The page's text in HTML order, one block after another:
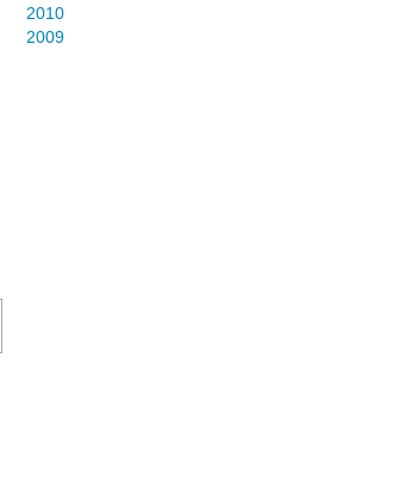
2010
2009